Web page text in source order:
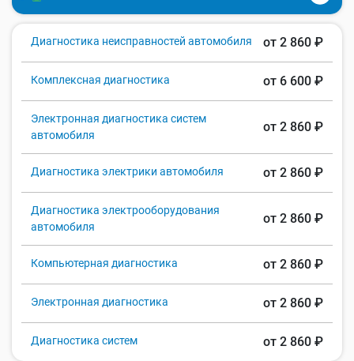
Диагностика неисправностей автомобиля от 2 860 ₽
Комплексная диагностика от 6 600 ₽
Электронная диагностика систем
автомобиля
от 2 860 ₽
Диагностика электрики автомобиля от 2 860 ₽
Диагностика электрооборудования
автомобиля
от 2 860 ₽
Компьютерная диагностика от 2 860 ₽
Электронная диагностика от 2 860 ₽
Диагностика систем от 2 860 ₽